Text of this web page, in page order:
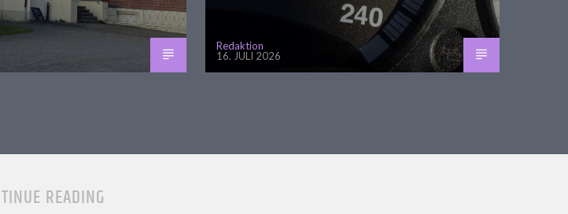
Redaktion
16. JULI 2026
READING